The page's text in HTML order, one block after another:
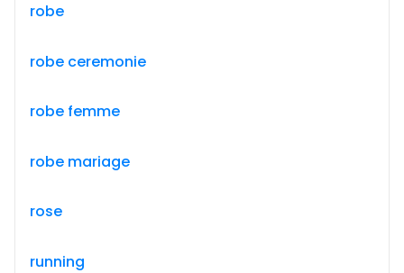
robe
robe ceremonie
robe femme
robe mariage
rose
running